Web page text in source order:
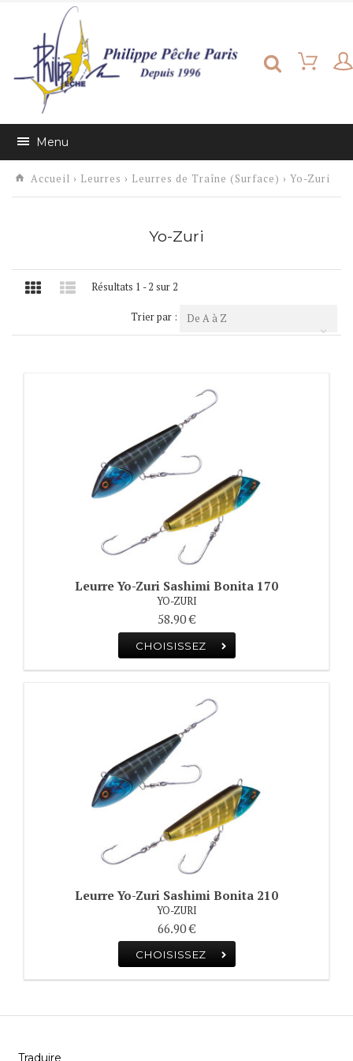
Menu
Accueil › Leurres › Leurres de Traîne (Surface) ›Yo-Zuri
Yo-Zuri
Résultats 1 - 2 sur 2
Trier par : De A à Z
Leurre Yo-Zuri Sashimi Bonita 170
YO-ZURI
58.90 €
CHOISISSEZ
Leurre Yo-Zuri Sashimi Bonita 210
YO-ZURI
66.90 €
CHOISISSEZ
Traduire